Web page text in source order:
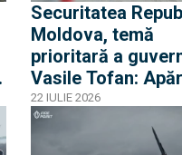
Securitatea
Moldova, temă
prioritară a
Vasile Tofan:
aeriană și
industriei de
printre obiectivele
22 IULIE 2026